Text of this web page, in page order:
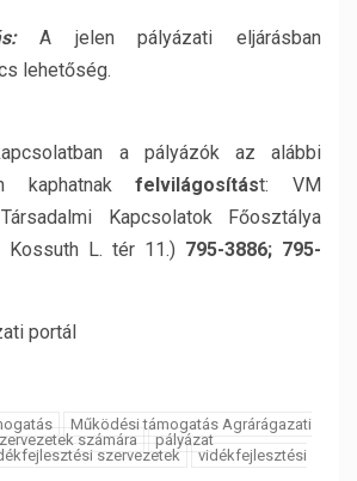
A jelen pályázati eljárásban
lehetőség.
a pályázók az alábbi
kaphatnakfelvilágosítást: VM
Kapcsolatok Főosztálya
Kossuth L. tér 11.) 795-3886; 795-
portál
Működési támogatás Agrárágazati
számára
pályázat
szervezetek
vidékfejlesztési